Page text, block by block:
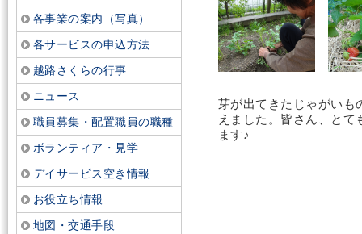
芽が出てきたじゃがいも
えました。皆さん、と
ます♪
各事業の案内（写真）
各サービスの申込方法
越路さくらの行事
ニュース
職員募集・配置職員の職種
ボランティア・見学
デイサービス空き情報
お役立ち情報
地図・交通手段